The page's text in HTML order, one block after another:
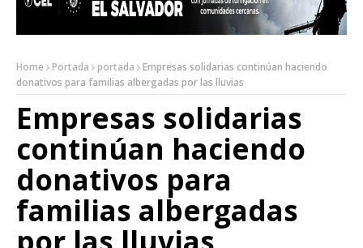
Home Portada portada
Empresas solidarias continúan haciendo
donativos para familias albergadas por las lluvias
Empresas solidarias
continúan haciendo
donativos para
familias albergadas